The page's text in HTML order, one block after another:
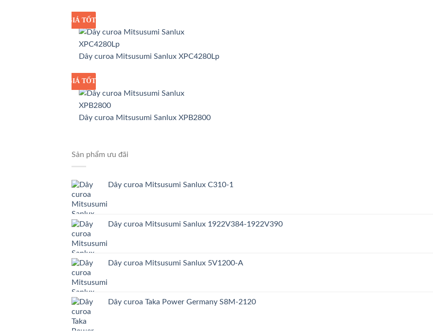
GIÁ SỈ
GIÁ TỐT
Dây curoa Mitsusumi Sanlux XPC4280Lp
GIÁ SỈ
GIÁ TỐT
Dây curoa Mitsusumi Sanlux XPB2800
Sản phẩm ưu đãi
Dây curoa Mitsusumi Sanlux C310-1
Dây curoa Mitsusumi Sanlux 1922V384-1922V390
Dây curoa Mitsusumi Sanlux 5V1200-A
Dây curoa Taka Power Germany S8M-2120